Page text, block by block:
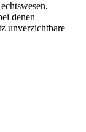
denen
unverzichtbare